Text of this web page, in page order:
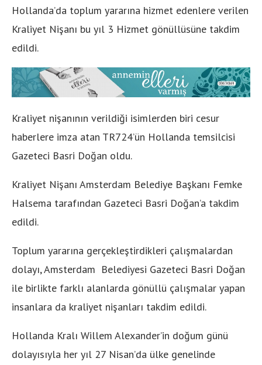
Hollanda’da toplum yararına hizmet edenlere verilen
Kraliyet Nişanı bu yıl 3 Hizmet gönüllüsüne takdim
edildi.
Kraliyet nişanının verildiği isimlerden biri cesur
haberlere imza atan TR724’ün Hollanda temsilcisi
Gazeteci Basri Doğan oldu.
Kraliyet Nişanı Amsterdam Belediye Başkanı Femke
Halsema tarafından Gazeteci Basri Doğan’a takdim
edildi.
Toplum yararına gerçekleştirdikleri çalışmalardan
dolayı, Amsterdam Belediyesi Gazeteci Basri Doğan
ile birlikte farklı alanlarda gönüllü çalışmalar yapan
insanlara da kraliyet nişanları takdim edildi.
Hollanda Kralı Willem Alexander’in doğum günü
dolayısıyla her yıl 27 Nisan’da ülke genelinde